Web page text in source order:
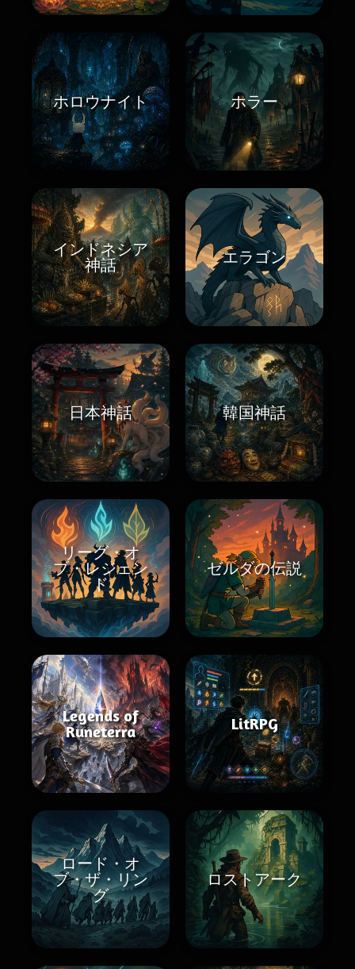
ホロウナイト ホラー
インドネシア
神話
エラゴン
日本神話 韓国神話
リーグ・オ
ブ・レジェン
ド
ゼルダの伝説
Legends of
Runeterra
LitRPG
ロード・オ
ブ・ザ・リン
グ
ロストアーク